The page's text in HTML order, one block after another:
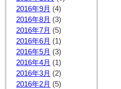
2016年9月 (4)
2016年8月 (3)
2016年7月 (5)
2016年6月 (1)
2016年5月 (3)
2016年4月 (1)
2016年3月 (2)
2016年2月 (5)